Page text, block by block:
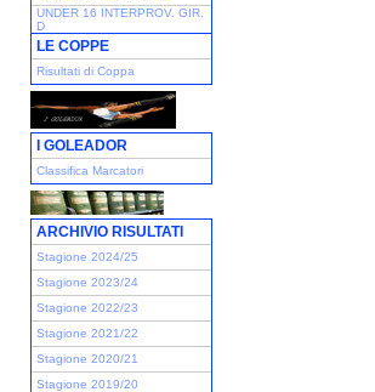
UNDER 16 INTERPROV. GIR.
D
LE COPPE
Risultati di Coppa
I GOLEADOR
Classifica Marcatori
ARCHIVIO RISULTATI
Stagione 2024/25
Stagione 2023/24
Stagione 2022/23
Stagione 2021/22
Stagione 2020/21
Stagione 2019/20